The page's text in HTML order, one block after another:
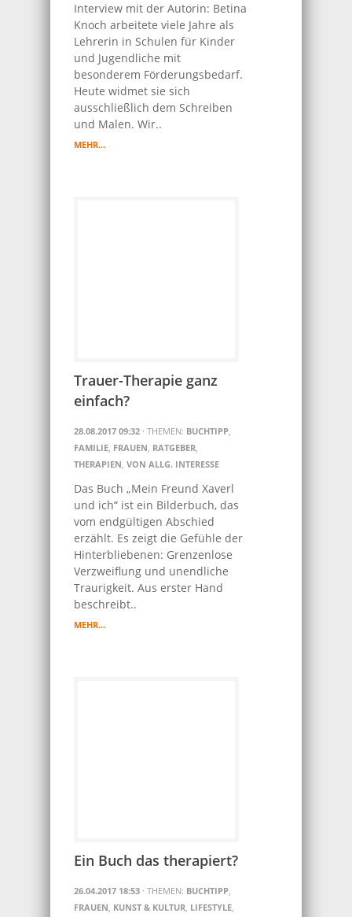
Interview mit der Autorin: Betina
Knoch arbeitete viele Jahre als
Lehrerin in Schulen für Kinder
und Jugendliche mit
besonderem Förderungsbedarf.
Heute widmet sie sich
ausschließlich dem Schreiben
und Malen. Wir..
MEHR…
Trauer-Therapie ganz
einfach?
28.08.2017 09:32 · THEMEN: BUCHTIPP,
FAMILIE, FRAUEN, RATGEBER,
THERAPIEN, VON ALLG. INTERESSE
Das Buch „Mein Freund Xaverl
und ich“ ist ein Bilderbuch, das
vom endgültigen Abschied
erzählt. Es zeigt die Gefühle der
Hinterbliebenen: Grenzenlose
Verzweiflung und unendliche
Traurigkeit. Aus erster Hand
beschreibt..
MEHR…
Ein Buch das therapiert?
26.04.2017 18:53 · THEMEN: BUCHTIPP,
FRAUEN, KUNST & KULTUR, LIFESTYLE,